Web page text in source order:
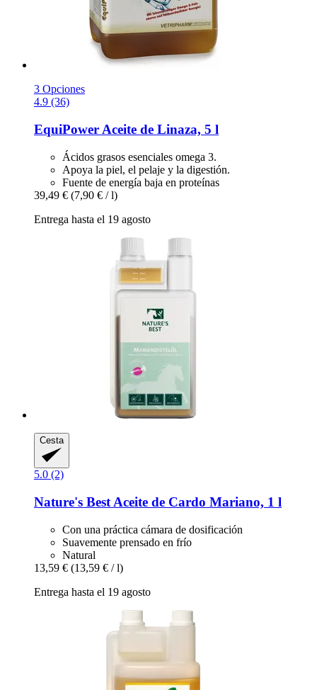
3 Opciones
4.9 (36)
EquiPower Aceite de Linaza, 5 l
Ácidos grasos esenciales omega 3.
Apoya la piel, el pelaje y la digestión.
Fuente de energía baja en proteínas
39,49 € (7,90 € / l)
Entrega hasta el 19 agosto
Cesta
5.0 (2)
Nature's Best Aceite de Cardo Mariano, 1 l
Con una práctica cámara de dosificación
Suavemente prensado en frío
Natural
13,59 € (13,59 € / l)
Entrega hasta el 19 agosto